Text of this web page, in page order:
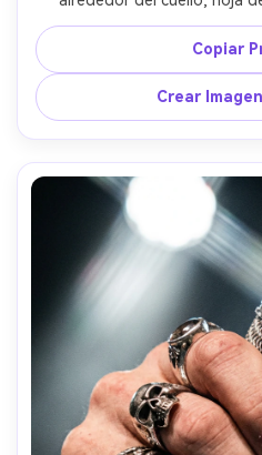
oversize casual, teclado y
Fujifilm GFX 100S con
natural en piel y ropa,
estilo documental
Copiar
Crear